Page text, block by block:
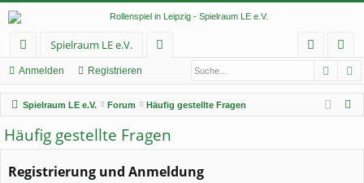
ch
ne
llz
ug
rif
Spielraum LE e.V.
en
m
el
de
ist
rie
re
Anmelden Registrieren
Spielraum LE e.V. Forum Häufig gestellte Fragen
Häufig gestellte Fragen
Registrierung und Anmeldung